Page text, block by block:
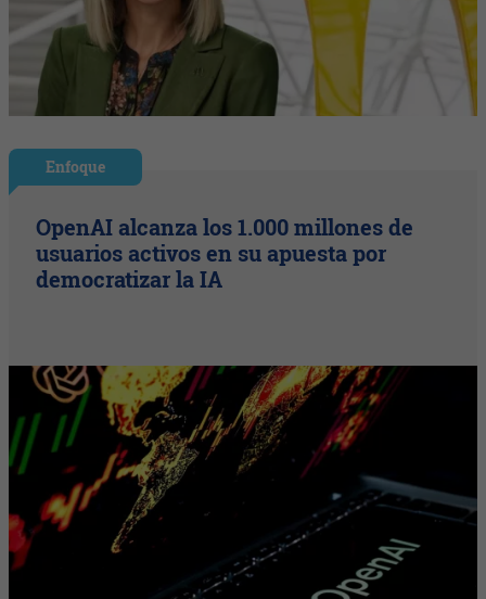
Enfoque
OpenAI alcanza los 1.000 millones de
usuarios activos en su apuesta por
democratizar la IA